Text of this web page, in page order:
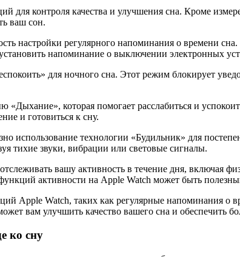
для контроля качества и улучшения сна. Кроме
ваш сон.
настройки регулярного напоминания о времени
напоминание о выключении электронных
для ночного сна. Этот режим блокирует
«Дыхание», которая помогает расслабиться и
и готовиться к сну.
использование технологии «Будильник» для
тихие звуки, вибрации или световые сигналы.
вашу активность в течение дня, включая
активности на Apple Watch может быть
Apple Watch, таких как регулярные напоминания
вам улучшить качество вашего сна и обеспечить
ко сну